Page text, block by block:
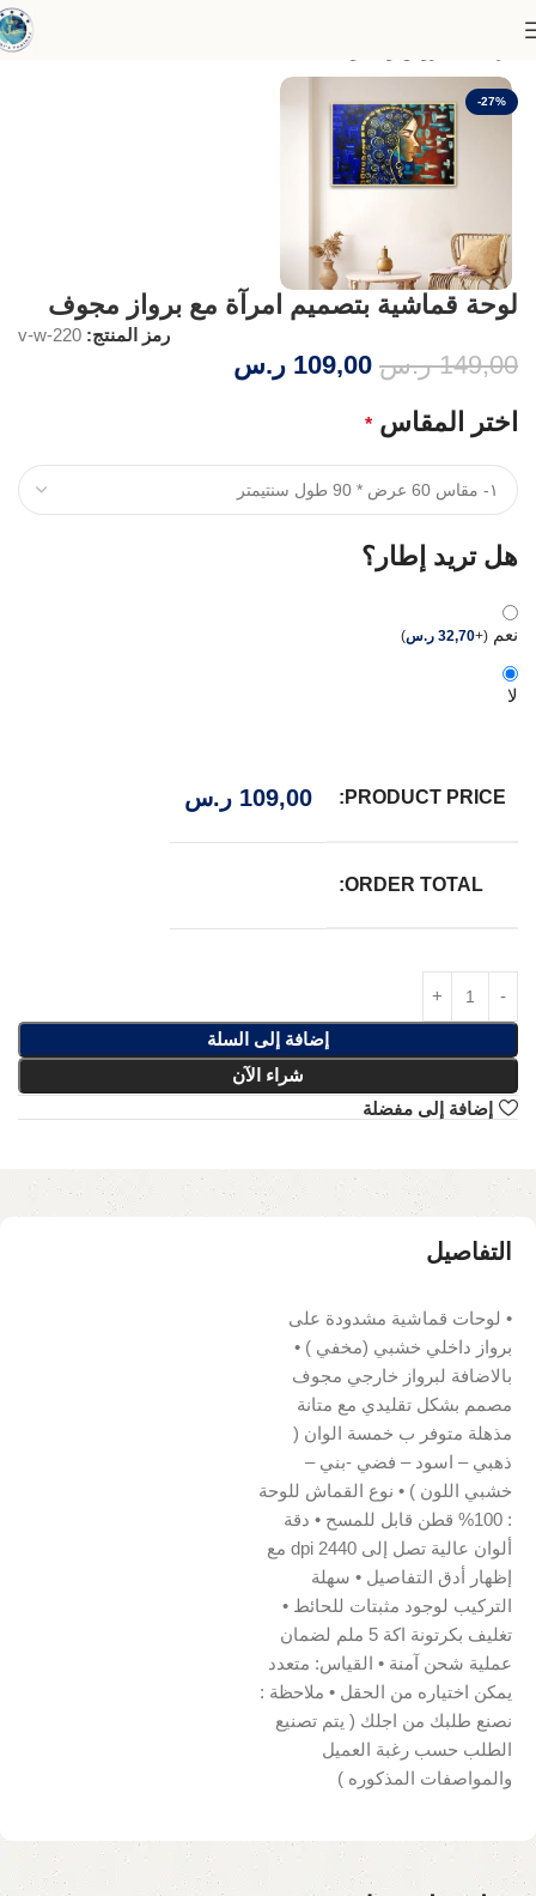
-27%
لوحة قماشية بتصميم امرآة مع برواز مجوف
رمز المنتج: v-w-220
149,00 ر.س 109,00 ر.س
اختر المقاس *
هل تريد إطار؟
نعم (
+
32,70 ر.س)
لا
PRODUCT PRICE:
109,00 ر.س
ORDER TOTAL:
إضافة إلى السلة
شراء الآن
إضافة إلى مفضلة
التفاصيل
• لوحات قماشية مشدودة على
برواز داخلي خشبي (مخفي ) •
بالاضافة لبرواز خارجي مجوف
مصمم بشكل تقليدي مع متانة
مذهلة متوفر ب خمسة الوان (
ذهبي – اسود – فضي -بني –
خشبي اللون ) • نوع القماش للوحة
: 100% قطن قابل للمسح • دقة
ألوان عالية تصل إلى 2440 dpi مع
إظهار أدق التفاصيل • سهلة
التركيب لوجود مثبتات للحائط •
تغليف بكرتونة اكة 5 ملم لضمان
عملية شحن آمنة • القياس: متعدد
يمكن اختياره من الحقل • ملاحظة :
نصنع طلبك من اجلك ( يتم تصنيع
الطلب حسب رغبة العميل
والمواصفات المذكوره )